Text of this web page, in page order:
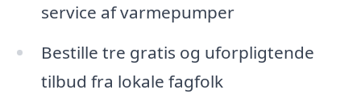
service af varmepumper
Bestille tre gratis og uforpligtende
tilbud fra lokale fagfolk